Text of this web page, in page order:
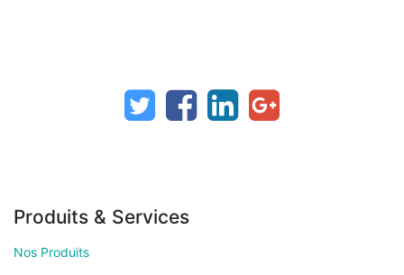
Produits & Services
Nos Produits